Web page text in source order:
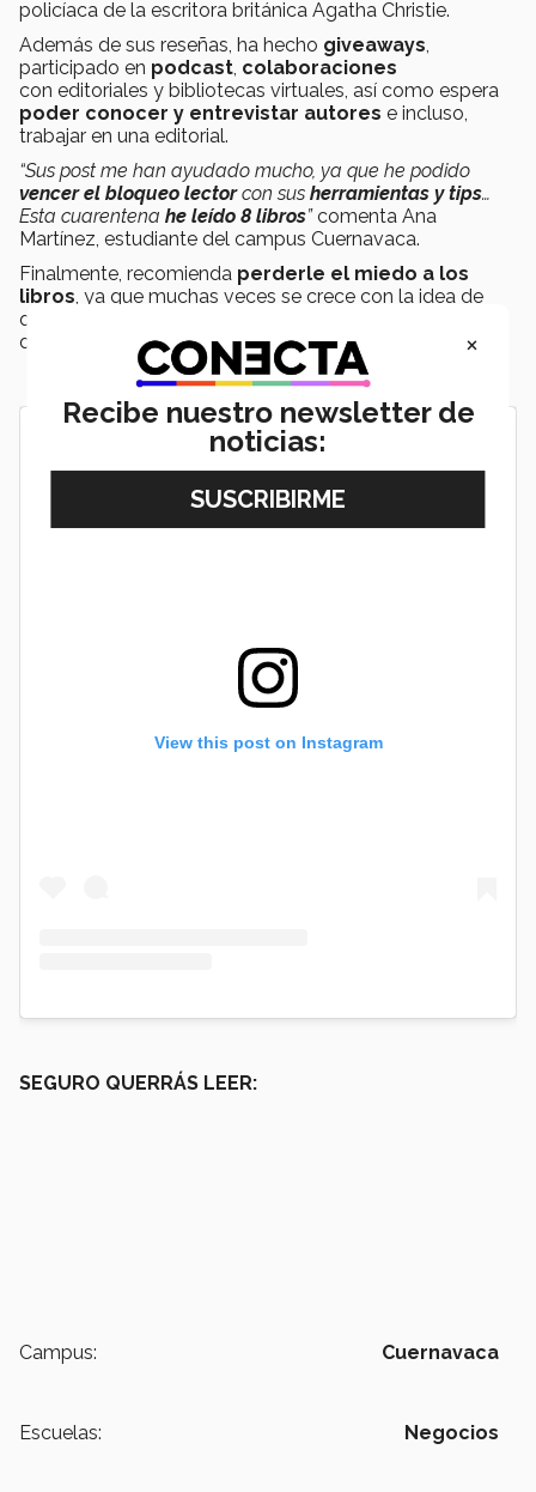
policíaca de la escritora británica Agatha Christie.
Además de sus reseñas, ha hecho giveaways,
participado en podcast, colaboraciones
con editoriales y bibliotecas virtuales, así como espera
poder conocer y entrevistar autores e incluso,
trabajar en una editorial.
“Sus post me han ayudado mucho, ya que he podido
vencer el bloqueo lectorcon sus herramientas y tips…
Esta cuarentena he leído 8 libros”comenta Ana
Martínez, estudiante del campus Cuernavaca.
Finalmente, recomienda perderle el miedo a los
libros, ya que muchas veces se crece con la idea de
que se tienen que leer por obligación y no hay nada
divertido en ellos.
View this post on Instagram
SEGURO QUERRÁS LEER:
Campus: Cuernavaca
Escuelas: Negocios
×
Recibe nuestro newsletter de
noticias: